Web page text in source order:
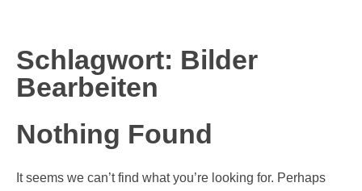
Schlagwort: Bilder
Bearbeiten
Nothing Found
It seems we can’t find what you’re looking for. Perhaps